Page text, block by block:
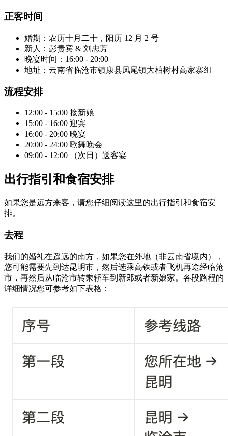
正客时间
婚期：农历十月二十，阳历 12 月 2 号
新人：彭贵宾 & 刘忠芳
晚宴时间：16:00 - 20:00
地址：云南省临沧市镇康县凤尾镇大柏树村高家寨组
流程安排
12:00 - 15:00 接新娘
15:00 - 16:00 迎宾
16:00 - 20:00 晚宴
20:00 - 24:00 歌舞晚会
09:00 - 12:00 （次日）送客宴
出行指引和食宿安排
如果您是远方来客，请您仔细阅读这里的出行指引和食宿安
排。
去程
我们的婚礼在遥远的南方，如果您在外地（非云南省境内），
您可能需要先到达昆明市，然后选乘高铁或者飞机再途经临沧
市，再然后从临沧市转乘轿车到新郎或者新娘家。各段路程的
详细情况您可参考如下表格：